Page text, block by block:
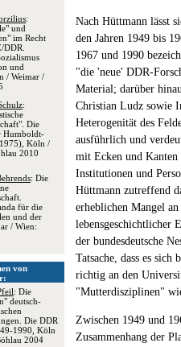
:
und
im Recht
DDR.
und
/ Weimar /
:
Die
Humboldt-
Köln /
2010
: Die
für die
und der
/ Wien:
von
: Die
deutsch-
Die DDR
1990, Köln
2004
Nach Hüttmann lässt
den Jahren 1949 bis
1967 und 1990
"die 'neue' DDR-
Material; darüber
Christian Ludz sowie
Heterogenität des
ausführlich und
mit Ecken und Kanten
Institutionen und
Hüttmann zutreffend
erheblichen Mangel
lebensgeschichtlicher
der bundesdeutsche
Tatsache, dass es
richtig an den
"Mutterdisziplinen"
Zwischen 1949 und
Zusammenhang der